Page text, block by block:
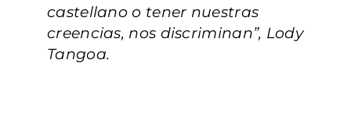
castellano o tener nuestras
creencias, nos discriminan”, Lody
Tangoa.